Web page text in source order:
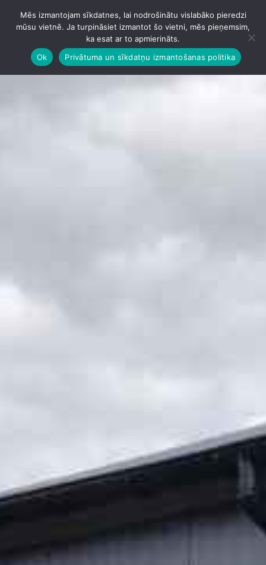
IZVĒLNE
Mēs izmantojam sīkdatnes, lai nodrošinātu vislabāko pieredzi
mūsu vietnē. Ja turpināsiet izmantot šo vietni, mēs pieņemsim,
ka esat ar to apmierināts.
Ok
Privātuma un sīkdatņu izmantošanas politika